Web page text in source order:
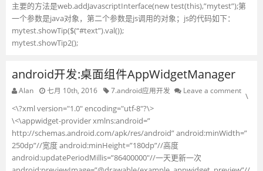
主要的方法是web.addJavascriptInterface(new test(this),”mytest”);第
一个参数是java对象，第二个参数是js调用的对象；js的代码如下：
mytest.showTip($(“#text”).val());
mytest.showTip2();
android开发:桌面组件AppWidgetManager
Alan 七月 10th, 2016 7.android应用开发 Leave a comment
\
<\?xml version="1.0" encoding="utf-8"?\>
\<\appwidget-provider xmlns:android=”
http://schemas.android.com/apk/res/android” android:minWidth=”
250dp”//宽度 android:minHeight=”180dp”//高度
android:updatePeriodMillis=”86400000″//一天更新一次